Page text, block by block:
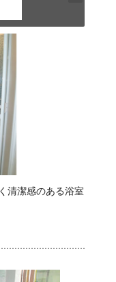
清潔感のある浴室